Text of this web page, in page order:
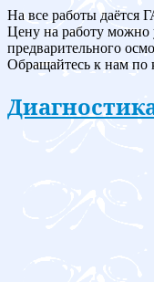
На все работы
Цену на работу можно
предварительного
Обращайтесь к нам по